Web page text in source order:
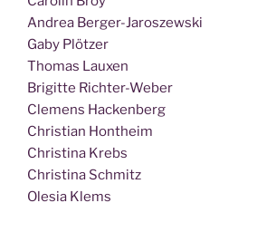
Andrea Berger-Jaroszewski
Gaby Plötzer
Tho­mas Lauxen
Bri­git­te Richter-Weber
Cle­mens Hackenberg
Chris­ti­an Hontheim
Chris­ti­na Krebs
Chris­ti­na Schmitz
Ole­sia Klems